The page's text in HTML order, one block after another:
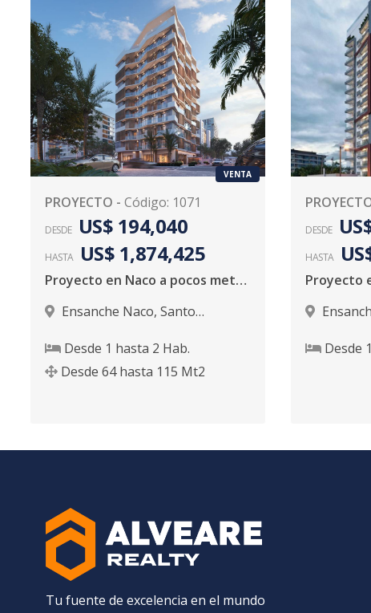
VENTA
PROYECTO - Código: 1071
DESDE US$ 194,040
HASTA US$ 1,874,425
Proyecto en Naco a pocos metros del club
Ensanche Naco, Santo
Desde 1 hasta 2 Hab.
Desde 64 hasta 115 Mt2
DESDE
HASTA
Desde 1
Tu fuente de excelencia en el mundo